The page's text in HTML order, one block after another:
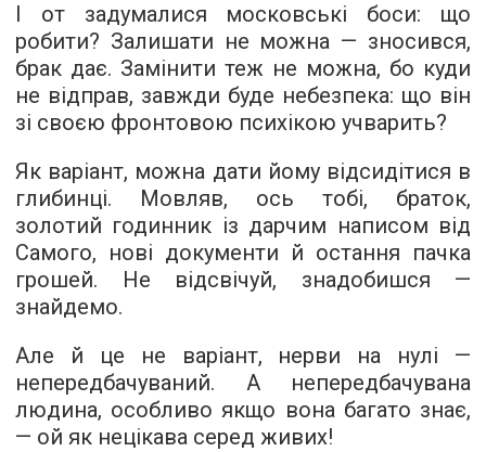
І от задумалися московські боси: що
робити? Залишати не можна — зносився,
брак дає. Замінити теж не можна, бо куди
не відправ, завжди буде небезпека: що він
зі своєю фронтовою психікою учварить?
Як варіант, можна дати йому відсидітися в
глибинці. Мовляв, ось тобі, браток,
золотий годинник із дарчим написом від
Самого, нові документи й остання пачка
грошей. Не відсвічуй, знадобишся —
знайдемо.
Але й це не варіант, нерви на нулі —
непередбачуваний. А непередбачувана
людина, особливо якщо вона багато знає,
— ой як нецікава серед живих!